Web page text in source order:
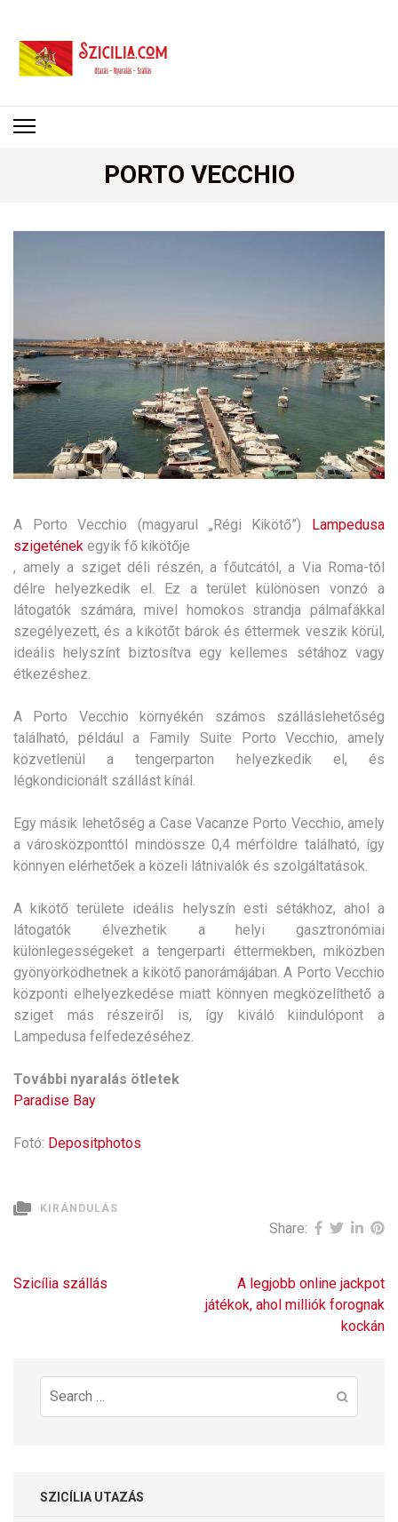
SZICÍLIA
PORTO VECCHIO
A Porto Vecchio (magyarul „Régi Kikötő”) Lampedusa
szigetének egyik fő kikötője
, amely a sziget déli részén, a főutcától, a Via Roma-tól
délre helyezkedik el. Ez a terület különösen vonzó a
látogatók számára, mivel homokos strandja pálmafákkal
szegélyezett, és a kikötőt bárok és éttermek veszik körül,
ideális helyszínt biztosítva egy kellemes sétához vagy
étkezéshez.
A Porto Vecchio környékén számos szálláslehetőség
található, például a Family Suite Porto Vecchio, amely
közvetlenül a tengerparton helyezkedik el, és
légkondicionált szállást kínál.
Egy másik lehetőség a Case Vacanze Porto Vecchio, amely
a városközponttól mindössze 0,4 mérföldre található, így
könnyen elérhetőek a közeli látnivalók és szolgáltatások.
A kikötő területe ideális helyszín esti sétákhoz, ahol a
látogatók élvezhetik a helyi gasztronómiai
különlegességeket a tengerparti éttermekben, miközben
gyönyörködhetnek a kikötő panorámájában. A Porto Vecchio
központi elhelyezkedése miatt könnyen megközelíthető a
sziget más részeiről is, így kiváló kiindulópont a
Lampedusa felfedezéséhez.
További nyaralás ötletek
Paradise Bay
Fotó: Depositphotos
KIRÁNDULÁS
Share:
Bejegyzés
Szicília szállás
A legjobb online jackpot
játékok, ahol milliók forognak
kockán
Search
for:
SZICÍLIA UTAZÁS